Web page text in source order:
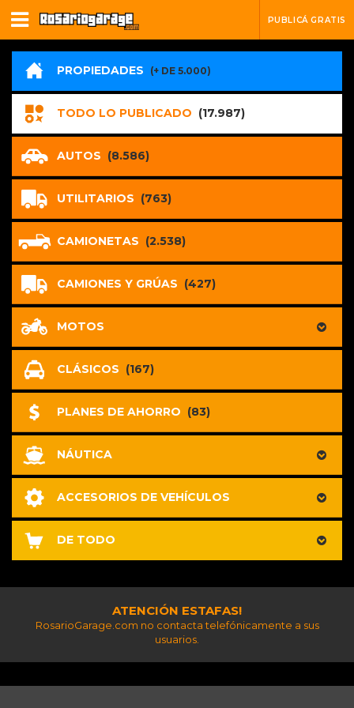
PUBLICÁ GRATIS
PROPIEDADES (+ DE 5.000)
TODO LO PUBLICADO (17.987)
AUTOS (8.586)
UTILITARIOS (763)
CAMIONETAS (2.538)
CAMIONES Y GRÚAS (427)
MOTOS
CLÁSICOS (167)
PLANES DE AHORRO (83)
NÁUTICA
ACCESORIOS DE VEHÍCULOS
DE TODO
ATENCIÓN ESTAFAS!
RosarioGarage.com no contacta telefónicamente a sus
usuarios.